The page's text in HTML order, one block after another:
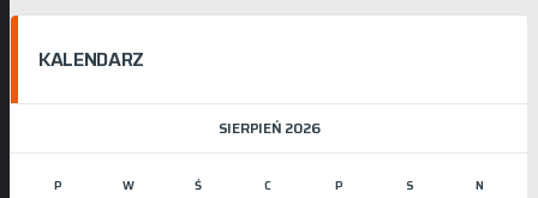
KALENDARZ
SIERPIEŃ 2026
P W Ś C P S N